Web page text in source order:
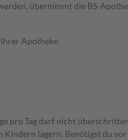
übernimmt die BS-
Apotheke.
Tag darf nicht
Kindern lagern. Benötigst du